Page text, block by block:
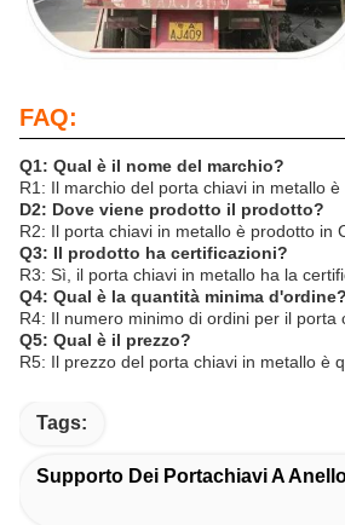
FAQ:
Q1: Qual è il nome del marchio?
R1: Il marchio del porta chiavi in metallo è
D2: Dove viene prodotto il prodotto?
R2: Il porta chiavi in metallo è prodotto in
Q3: Il prodotto ha certificazioni?
R3: Sì, il porta chiavi in metallo ha la
Q4: Qual è la quantità minima d'ordine?
R4: Il numero minimo di ordini per il porta
Q5: Qual è il prezzo?
R5: Il prezzo del porta chiavi in metallo è
Tags:
Supporto Dei Portachiavi A